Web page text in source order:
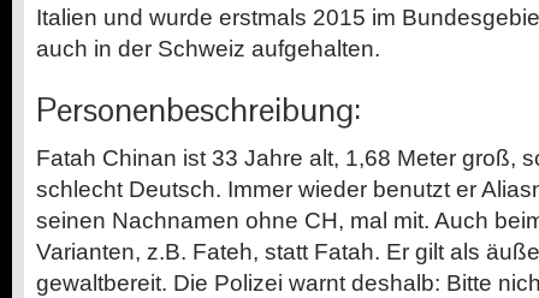
Italien und wurde erstmals 2015 im
auch in der Schweiz aufgehalten.
Personenbeschreibung:
Fatah Chinan ist 33 Jahre alt, 1,68 Meter groß,
schlecht Deutsch. Immer wieder benutzt er
seinen Nachnamen ohne CH, mal mit. Auch
Varianten, z.B. Fateh, statt Fatah. Er gilt als
gewaltbereit. Die Polizei warnt deshalb: Bitte